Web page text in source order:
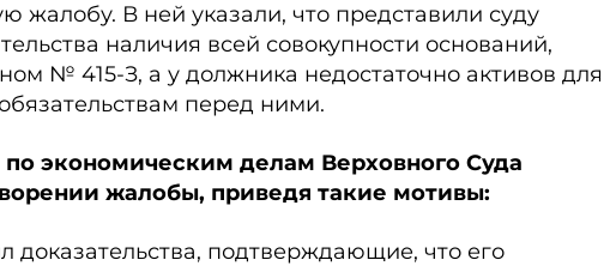
жалобу. В ней указали, что представили суду
наличия всей совокупности оснований,
№ 415-З, а у должника недостаточно активов для
перед ними.
по экономическим делам Верховного Суда
жалобы, приведя такие мотивы:
доказательства, подтверждающие, что его